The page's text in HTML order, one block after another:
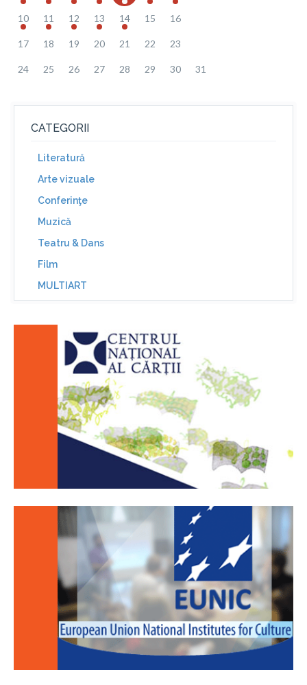
10 11 12 13 14 15 16
17 18 19 20 21 22 23
24 25 26 27 28 29 30 31
CATEGORII
Literatură
Arte vizuale
Conferinţe
Muzică
Teatru & Dans
Film
MULTIART